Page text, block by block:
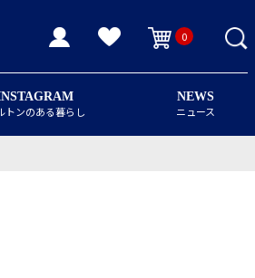
0
トンのある暮らし
NEWS
ニュース